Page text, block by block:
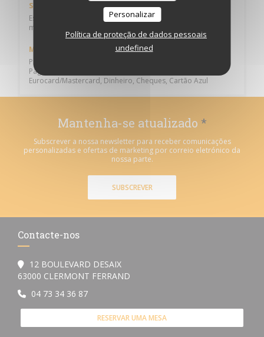
Personalizar
Política de proteção de dados pessoais
undefined
Serviços
Esplanada, Privatização, Acesso para pessoas com
mobilidade reduzida
Métodos de pagamento
Pagamento móvel, Sem contato, Ticket Restaurante,
Pagamento sem contato, Cheques de férias, Visa,
Eurocard/Mastercard, Dinheiro, Cheques, Cartão Azul
Mantenha-se atualizado *
Subscrever a nossa newsletter para receber comunicações
personalizadas e ofertas de marketing por correio eletrónico da
nossa parte.
SUBSCREVER
Contacte-nos
12 BOULEVARD DESAIX
63000 CLERMONT FERRAND
04 73 34 36 87
RESERVAR UMA MESA